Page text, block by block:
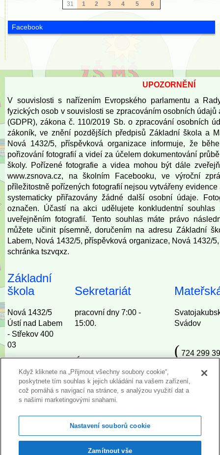
31
1 2 3 4 5 6
Facebook
UPOZORNĚNÍ
V souvislosti s nařízením Evropského parlamentu a
fyzických osob v souvislosti se zpracováním osobních
(GDPR), zákona č. 110/2019 Sb. o zpracování osobních
zákoník, ve znění pozdějších předpisů Základní škola a
Nová 1432/5, příspěvková organizace informuje, že
pořizování fotografií a videí za účelem dokumentování
školy. Pořízené fotografie a videa mohou být dále
www.zsnova.cz, na školním Facebooku, ve výroční
příležitostně pořízených fotografií nejsou vytvářeny
systematicky přiřazovány žádné další osobní údaje.
označen. Účastí na akci udělujete konkludentní souhlas
uveřejněním fotografií. Tento souhlas máte právo
můžete učinit písemně, doručením na adresu Základní
Labem, Nová 1432/5, příspěvková organizace, Nová 1432/
schránka tszvqxz.
Základní
škola
Sekretariát
Nová 1432/5
Ústí nad Labem
- Střekov 400
03
724 293 007
pracovní dny 7:00 -
15:00.
(
007
*
Svádov
( 724 299
724 282
*
Kontakty - Škola
Když kliknete na „Přijmout všechny soubory cookie“,
poskytnete tím souhlas k jejich ukládání na vašem zařízení,
což pomáhá s navigací na stránce, s analýzou využití dat a
s našimi marketingovými snahami.
Nastavení souborů cookie
Zamítnout vše